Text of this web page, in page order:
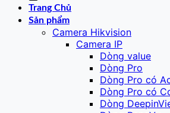
Trang Chủ
Sản phẩm
Camera Hikvision
Camera IP
Dòng value
Dòng Pro
Dòng Pro có
Dòng Pro có
Dòng